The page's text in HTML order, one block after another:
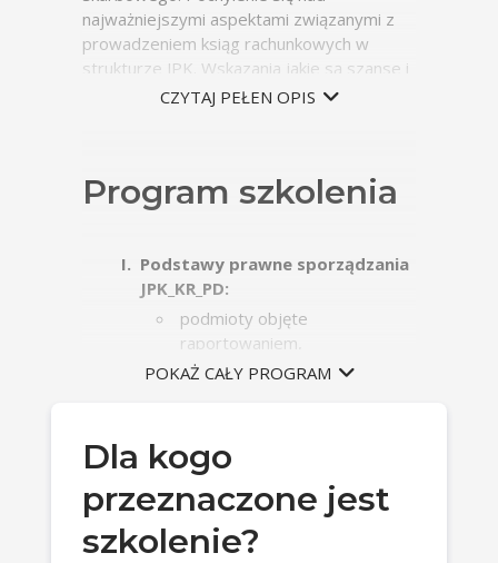
najważniejszymi aspektami związanymi z
prowadzeniem ksiąg rachunkowych w
strukturze JPK. Wskazania jakie są szanse i
zagrożenia związane z wysyłką JPK_KR_PD
CZYTAJ PEŁEN OPIS
Program szkolenia
Podstawy prawne sporządzania
JPK_KR_PD:
podmioty objęte
raportowaniem,
rozpoczęcie wysyłki i daty
Omówienie zawartości struktur:
zawartość struktury
rozszerzenie o pozycje
POKAŻ CAŁY PROGRAM
Dla kogo
przeznaczone jest
szkolenie?